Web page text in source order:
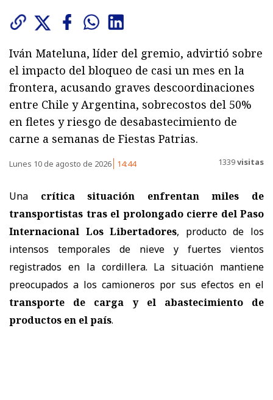
Iván Mateluna, líder del gremio, advirtió sobre
el impacto del bloqueo de casi un mes en la
frontera, acusando graves descoordinaciones
entre Chile y Argentina, sobrecostos del 50%
en fletes y riesgo de desabastecimiento de
carne a semanas de Fiestas Patrias.
Lunes 10 de agosto de 2026 14:44 1339visitas
Una crítica situación enfrentan miles de
transportistas tras el prolongado cierre del Paso
Internacional Los Libertadores, producto de los
intensos temporales de nieve y fuertes vientos
registrados en la cordillera. La situación mantiene
preocupados a los camioneros por sus efectos en el
transporte de carga y el abastecimiento de
productos en el país.